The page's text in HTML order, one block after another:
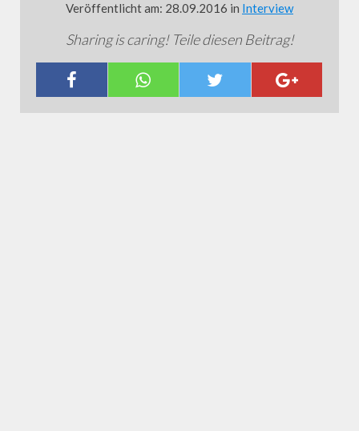
Veröffentlicht am: 28.09.2016 in Interview
Sharing is caring! Teile diesen Beitrag!